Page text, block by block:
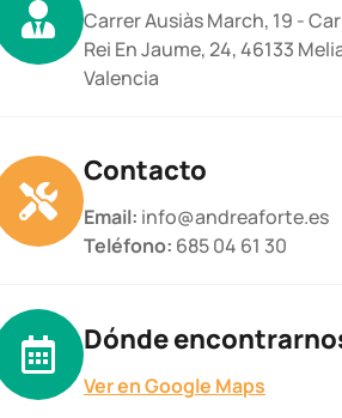
Carrer Ausiàs March, 19 -
Rei En Jaume, 24, 46133
Valencia
Contacto
Email: info@andreaforte.es
Teléfono: 685 04 61 30
Dónde
Ver en Google Maps